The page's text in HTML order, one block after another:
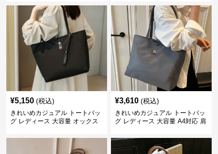
2WAY ヴィンテージ風
ゃれ 通勤・通学 シンプル
¥5,150 (税込)
きれいめカジュアル トートバッ
グ レディース 大容量 オックス
繍デザイン 肩掛け おしゃれ
¥3,610 (税込)
きれいめカジュアル トートバッ
グ レディース 大容量 A4対応 肩